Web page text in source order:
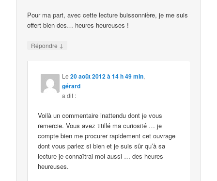
Pour ma part, avec cette lecture buissonnière, je me suis
offert bien des… heures heureuses !
Répondre ↓
Le20 août 2012 à 14 h 49 min,
gérard
a dit :
Voilà un commentaire inattendu dont je vous
remercie. Vous avez titillé ma curiosité … je
compte bien me procurer rapidement cet ouvrage
dont vous parlez si bien et je suis sûr qu’à sa
lecture je connaîtrai moi aussi … des heures
heureuses.